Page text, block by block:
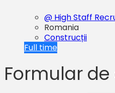
@ High Staff
Romania
Construcții
Full time
Formular